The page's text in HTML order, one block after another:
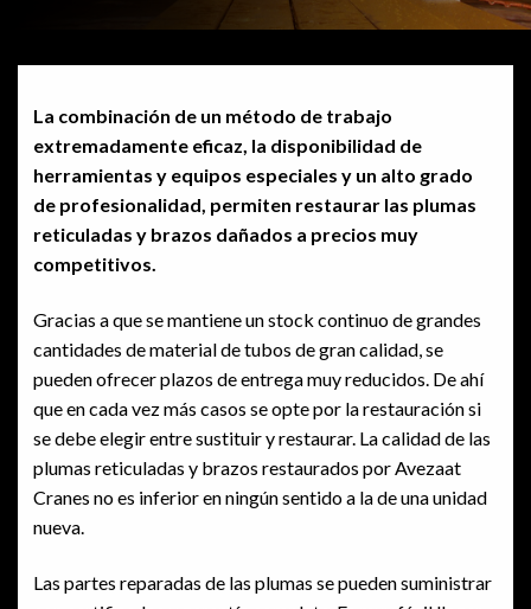
La combinación de un método de trabajo
extremadamente eficaz, la disponibilidad de
herramientas y equipos especiales y un alto grado
de profesionalidad, permiten restaurar las plumas
reticuladas y brazos dañados a precios muy
competitivos.
Gracias a que se mantiene un stock continuo de grandes
cantidades de material de tubos de gran calidad, se
pueden ofrecer plazos de entrega muy reducidos. De ahí
que en cada vez más casos se opte por la restauración si
se debe elegir entre sustituir y restaurar. La calidad de las
plumas reticuladas y brazos restaurados por Avezaat
Cranes no es inferior en ningún sentido a la de una unidad
nueva.
Las partes reparadas de las plumas se pueden suministrar